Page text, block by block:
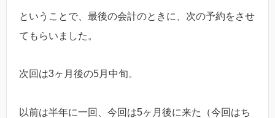
ということで、最後の会計のときに、次の予約をさせ
てもらいました。
次回は3ヶ月後の5月中旬。
以前は半年に一回、今回は5ヶ月後に来た（今回はち